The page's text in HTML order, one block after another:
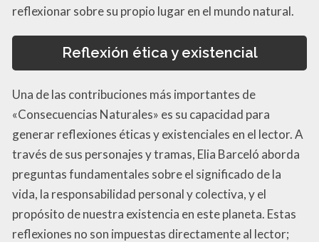
reflexionar sobre su propio lugar en el mundo natural.
Reflexión ética y existencial
Una de las contribuciones más importantes de
«Consecuencias Naturales» es su capacidad para
generar reflexiones éticas y existenciales en el lector. A
través de sus personajes y tramas, Elia Barceló aborda
preguntas fundamentales sobre el significado de la
vida, la responsabilidad personal y colectiva, y el
propósito de nuestra existencia en este planeta. Estas
reflexiones no son impuestas directamente al lector;